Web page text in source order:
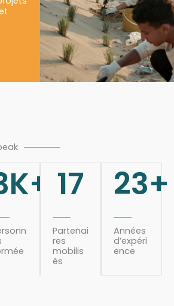
K+ 17
Partenai
res
mobilis
és
23+
Années
d’expéri
ence